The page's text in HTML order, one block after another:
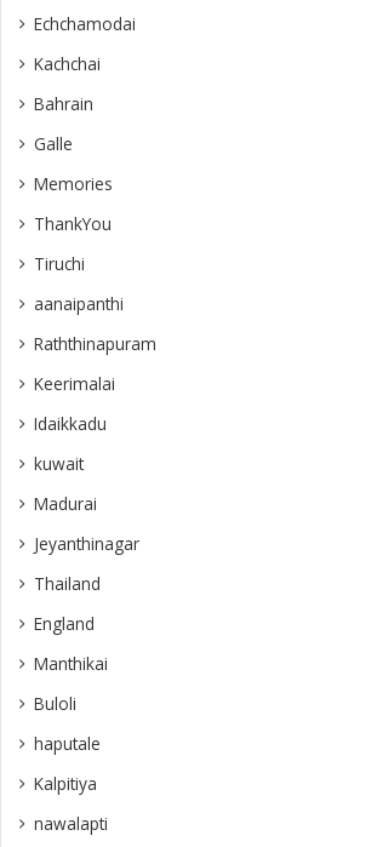
Echchamodai
Kachchai
Bahrain
Galle
Memories
ThankYou
Tiruchi
aanaipanthi
Raththinapuram
Keerimalai
Idaikkadu
kuwait
Madurai
Jeyanthinagar
Thailand
England
Manthikai
Buloli
haputale
Kalpitiya
nawalapti